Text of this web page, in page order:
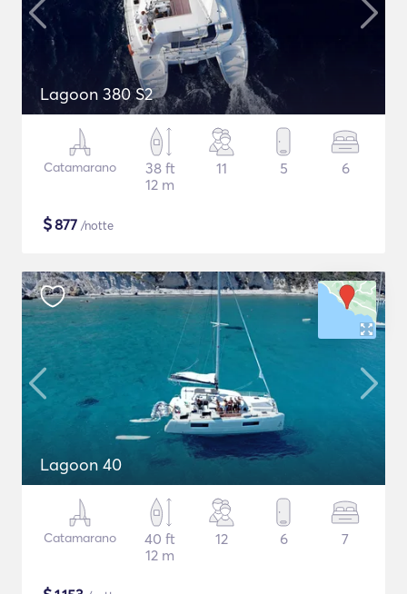
Lagoon 380 S2
Catamarano
38 ft
12 m
11 5 6
$877 /notte
Lagoon 40
Catamarano
40 ft
12 m
12 6 7